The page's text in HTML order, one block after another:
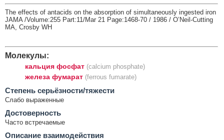
The effects of antacids on the absorption of simultaneously ingested iron
JAMA /Volume:255 Part:11/Mar 21 Page:1468-70 / 1986 / O’Neil-Cutting
MA, Crosby WH
Молекулы:
кальция фосфат (calcium phosphate)
железа фумарат (ferrous fumarate)
Cтепень серьёзности/тяжести
Слабо выраженные
Достоверность
Часто встречаемые
Описание взаимодействия